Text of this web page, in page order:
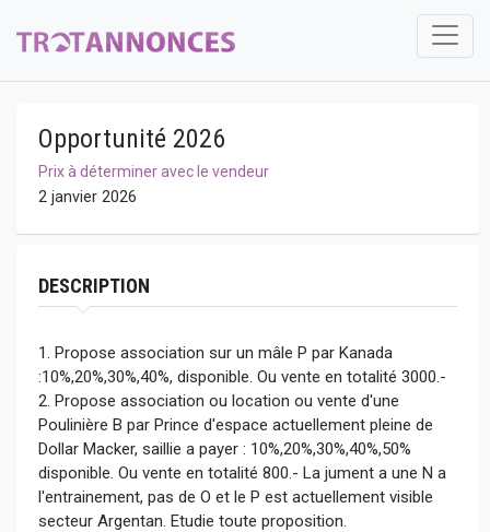
Opportunité 2026
Prix à déterminer avec le vendeur
2 janvier 2026
DESCRIPTION
1. Propose association sur un mâle P par Kanada
:10%,20%,30%,40%, disponible. Ou vente en totalité 3000.-
2. Propose association ou location ou vente d'une
Poulinière B par Prince d'espace actuellement pleine de
Dollar Macker, saillie a payer : 10%,20%,30%,40%,50%
disponible. Ou vente en totalité 800.- La jument a une N a
l'entrainement, pas de O et le P est actuellement visible
secteur Argentan. Etudie toute proposition.